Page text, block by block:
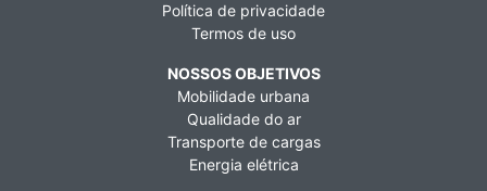
Política de privacidade
Termos de uso
NOSSOS OBJETIVOS
Mobilidade urbana
Qualidade do ar
Transporte de cargas
Energia elétrica